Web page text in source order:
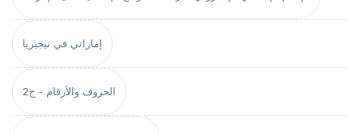
إماراتي في نيجيريا
الحروف والأرقام - ج2